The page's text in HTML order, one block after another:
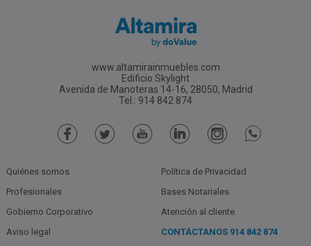
www.altamirainmuebles.com
Edificio Skylight
Avenida de Manoteras 14-16, 28050, Madrid
Tel.: 914 842 874
Quiénes somos
Profesionales
Gobierno Corporativo
Aviso legal
Política de Privacidad
Bases Notariales
Atención al cliente
CONTÁCTANOS 914 842 874